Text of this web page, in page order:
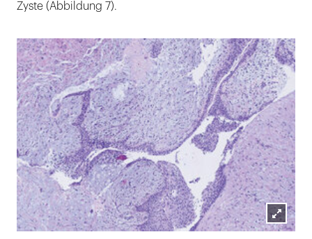
Zyste (Abbildung 7).